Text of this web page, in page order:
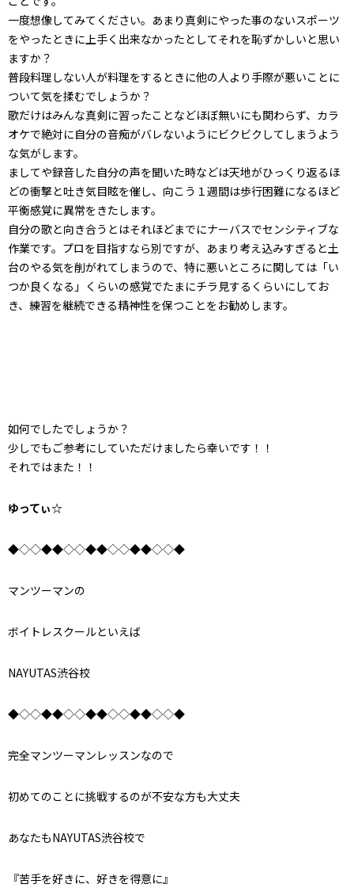
一度想像してみてください。あまり真剣にやった事のないスポーツ
をやったときに上手く出来なかったとしてそれを恥ずかしいと思い
ますか？
普段料理しない人が料理をするときに他の人より手際が悪いことに
ついて気を揉むでしょうか？
歌だけはみんな真剣に習ったことなどほぼ無いにも関わらず、カラ
オケで絶対に自分の音痴がバレないようにビクビクしてしまうよう
な気がします。
ましてや録音した自分の声を聞いた時などは天地がひっくり返るほ
どの衝撃と吐き気目眩を催し、向こう１週間は歩行困難になるほど
平衡感覚に異常をきたします。
自分の歌と向き合うとはそれほどまでにナーバスでセンシティブな
作業です。プロを目指すなら別ですが、あまり考え込みすぎると土
台のやる気を削がれてしまうので、特に悪いところに関しては「い
つか良くなる」くらいの感覚でたまにチラ見するくらいにしてお
き、練習を継続できる精神性を保つことをお勧めします。
如何でしたでしょうか？
少しでもご参考にしていただけましたら幸いです！！
それではまた！！
ゆってぃ☆
◆◇◇◆◆◇◇◆◆◇◇◆◆◇◇◆
マンツーマンの
ボイトレスクールといえば
NAYUTAS渋谷校
◆◇◇◆◆◇◇◆◆◇◇◆◆◇◇◆
完全マンツーマンレッスンなので
初めてのことに挑戦するのが不安な方も大丈夫
あなたもNAYUTAS渋谷校で
『苦手を好きに、好きを得意に』